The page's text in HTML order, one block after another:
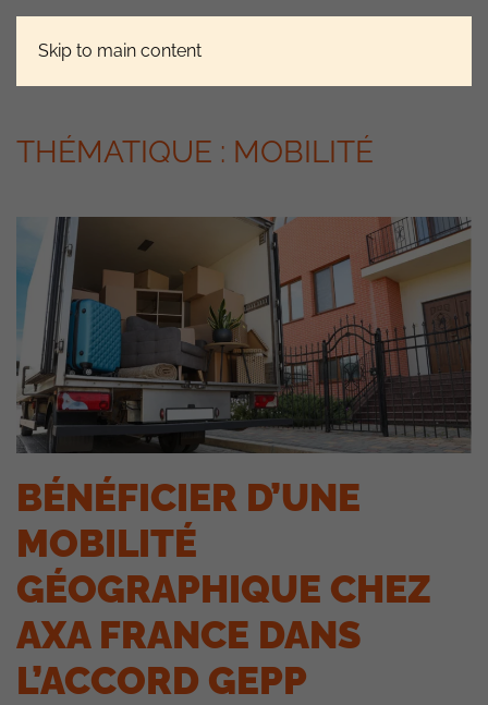
Skip to main content
THÉMATIQUE : MOBILITÉ
BÉNÉFICIER D’UNE
MOBILITÉ
GÉOGRAPHIQUE CHEZ
AXA FRANCE DANS
L’ACCORD GEPP